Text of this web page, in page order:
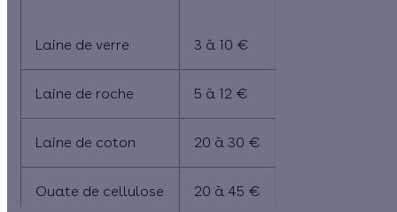
Laine de verre 3 à 10 €
Laine de roche 5 à 12 €
Laine de coton 20 à 30 €
Ouate de cellulose 20 à 45 €